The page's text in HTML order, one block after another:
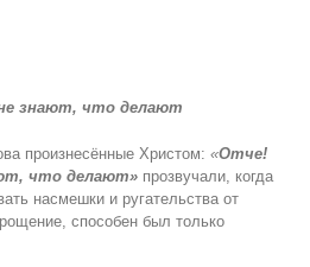
знают, что делают
произнесённые Христом: «Отче!
что делают» прозвучали, когда
насмешки и ругательства от
способен был только